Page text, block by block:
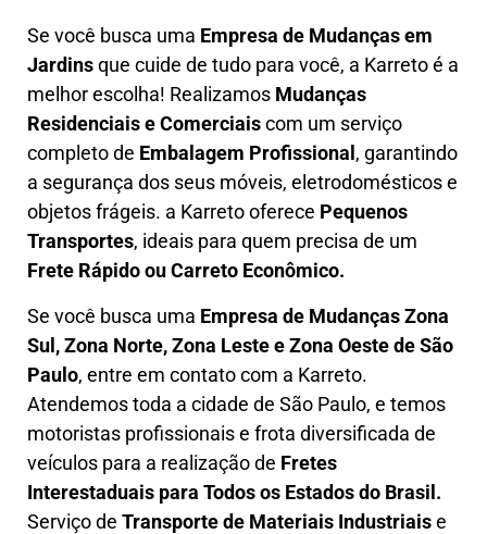
Se você busca uma Empresa de Mudanças em
Jardinsque cuide de tudo para você, a Karretoé a
melhor escolha! Realizamos Mudanças
Residenciais e Comerciaiscom um serviço
completo de Embalagem Profissional , garantindo
a segurança dos seus móveis, eletrodomésticos e
objetos frágeis. a Karretooferece Pequenos
Transportes, ideais para quem precisa de um
Frete Rápido ou Carreto Econômico.
Se você busca uma Empresa de Mudanças Zona
Sul, Zona Norte, Zona Leste e Zona Oeste de São
Paulo, entre em contato com a Karreto.
Atendemos toda a cidade de São Paulo, e temos
motoristas profissionais e frota diversificada de
veículos para a realização de Fretes
Interestaduais para Todos os Estados do Brasil.
Serviço de Transporte de Materiais Industriaise